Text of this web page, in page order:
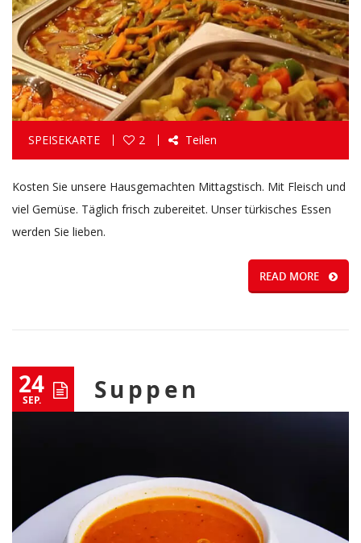
SPEISEKARTE 2 Teilen
Kosten Sie unsere Hausgemachten Mittagstisch. Mit Fleisch und
viel Gemüse. Täglich frisch zubereitet. Unser türkisches Essen
werden Sie lieben.
READ MORE
24
SEP. Suppen